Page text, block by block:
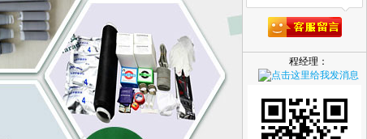
程经理：